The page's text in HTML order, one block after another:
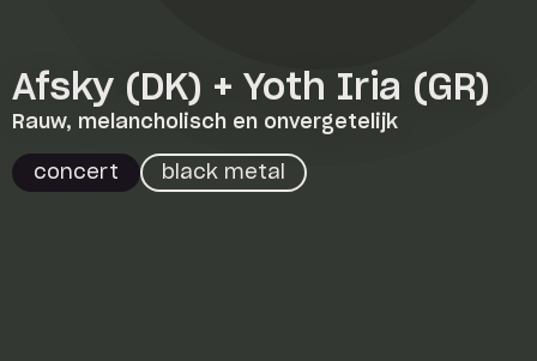
Afsky (DK) + Yoth Iria (GR)
Rauw, melancholisch en onvergetelijk
concert black metal